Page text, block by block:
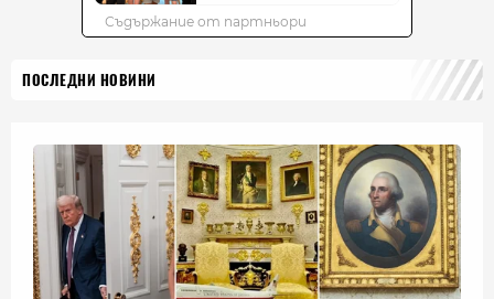
ПОСЛЕДНИ НОВИНИ